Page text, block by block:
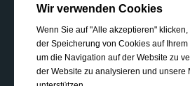
Wir verwenden Cookies
Wenn Sie auf "Alle akzeptieren"
der Speicherung von Cookies auf
um die Navigation auf der Website zu
der Website zu analysieren und unsere